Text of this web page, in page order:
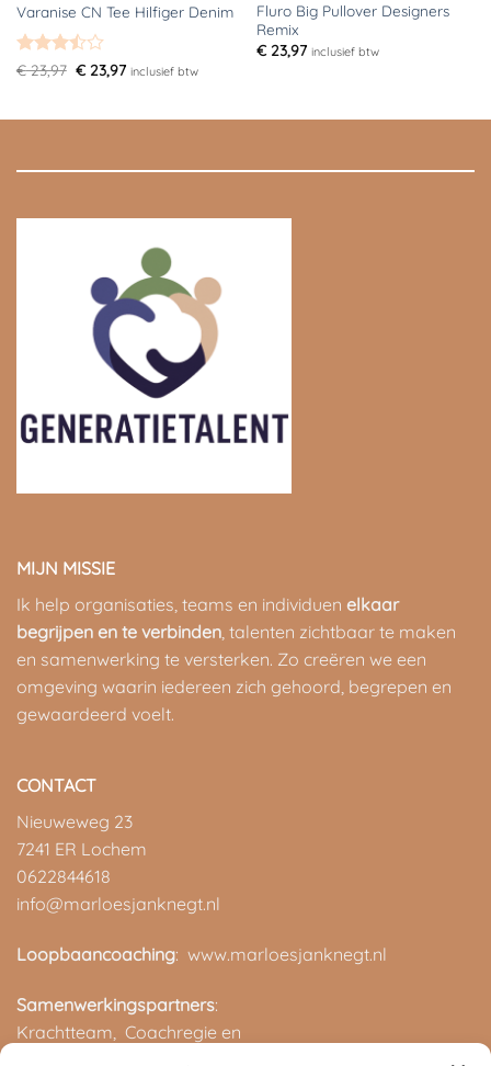
Varanise CN Tee Hilfiger Denim
Gewaardeerd
€23,97 Oorspronkelijke
prijs
€23,97Huidige
inclusief btw
Fluro Big Pullover Designers
Remix
€23,97 inclusief btw
MIJN MISSIE
Ik help organisaties, teams en individuen elkaar
begrijpen en te verbinden, talenten zichtbaar te maken
en samenwerking te versterken. Zo creëren we een
omgeving waarin iedereen zich gehoord, begrepen en
gewaardeerd voelt.
CONTACT
Nieuweweg 23
7241 ER Lochem
0622844618
info@marloesjanknegt.nl
Loopbaancoaching: www.marloesjanknegt.nl
Samenwerkingspartners:
Krachtteam, Coachregie en